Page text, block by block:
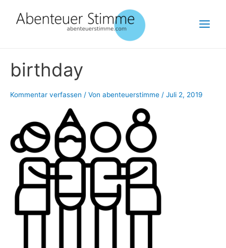
Inhalt
Menu
birthday
Kommentar verfassen / Von abenteuerstimme / Juli 2, 2019